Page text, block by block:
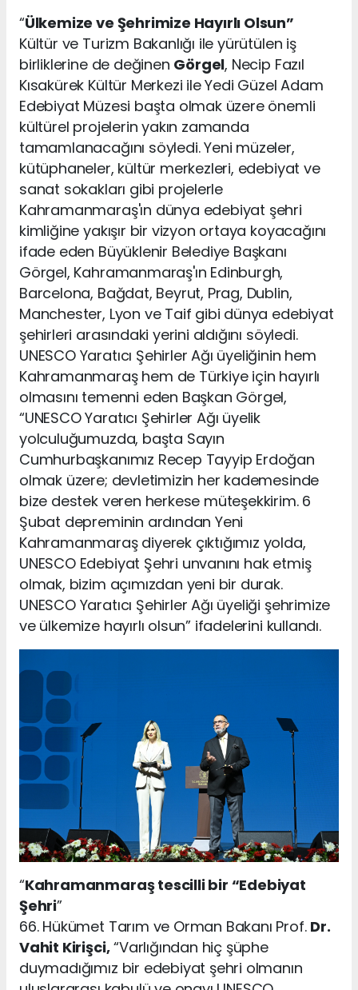
“Ülkemize ve Şehrimize Hayırlı Olsun”
Kültür ve Turizm Bakanlığı ile yürütülen iş
birliklerine de değinen Görgel, Necip Fazıl
Kısakürek Kültür Merkezi ile Yedi Güzel Adam
Edebiyat Müzesi başta olmak üzere önemli
kültürel projelerin yakın zamanda
tamamlanacağını söyledi. Yeni müzeler,
kütüphaneler, kültür merkezleri, edebiyat ve
sanat sokakları gibi projelerle
Kahramanmaraş'ın dünya edebiyat şehri
kimliğine yakışır bir vizyon ortaya koyacağını
ifade eden Büyüklenir Belediye Başkanı
Görgel, Kahramanmaraş'ın Edinburgh,
Barcelona, Bağdat, Beyrut, Prag, Dublin,
Manchester, Lyon ve Taif gibi dünya edebiyat
şehirleri arasındaki yerini aldığını söyledi.
UNESCO Yaratıcı Şehirler Ağı üyeliğinin hem
Kahramanmaraş hem de Türkiye için hayırlı
olmasını temenni eden Başkan Görgel,
“UNESCO Yaratıcı Şehirler Ağı üyelik
yolculuğumuzda, başta Sayın
Cumhurbaşkanımız Recep Tayyip Erdoğan
olmak üzere; devletimizin her kademesinde
bize destek veren herkese müteşekkirim. 6
Şubat depreminin ardından Yeni
Kahramanmaraş diyerek çıktığımız yolda,
UNESCO Edebiyat Şehri unvanını hak etmiş
olmak, bizim açımızdan yeni bir durak.
UNESCO Yaratıcı Şehirler Ağı üyeliği şehrimize
ve ülkemize hayırlı olsun” ifadelerini kullandı.
“Kahramanmaraş tescilli bir “Edebiyat
Şehri”
66. Hükümet Tarım ve Orman Bakanı Prof. Dr.
Vahit Kirişci,“Varlığından hiç şüphe
duymadığımız bir edebiyat şehri olmanın